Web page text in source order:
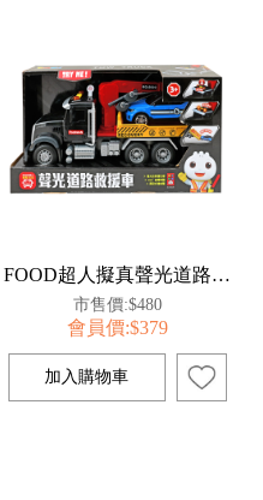
FOOD超人擬真聲光道路救援車
市售價:$480
會員價:$379